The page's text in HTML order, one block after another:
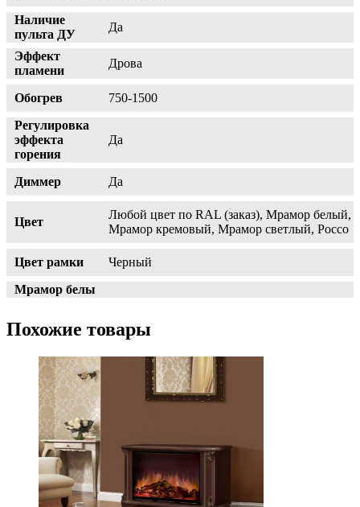
Наличие
пульта ДУ
Да
Эффект
пламени
Дрова
Обогрев
750-1500
Регулировка
эффекта
горения
Да
Диммер Да
Цвет
Любой цвет по RAL (заказ), Мрамор белый,
Мрамор кремовый, Мрамор светлый, Россо
Цвет рамки
Черный
Мрамор белы
Похожие товары